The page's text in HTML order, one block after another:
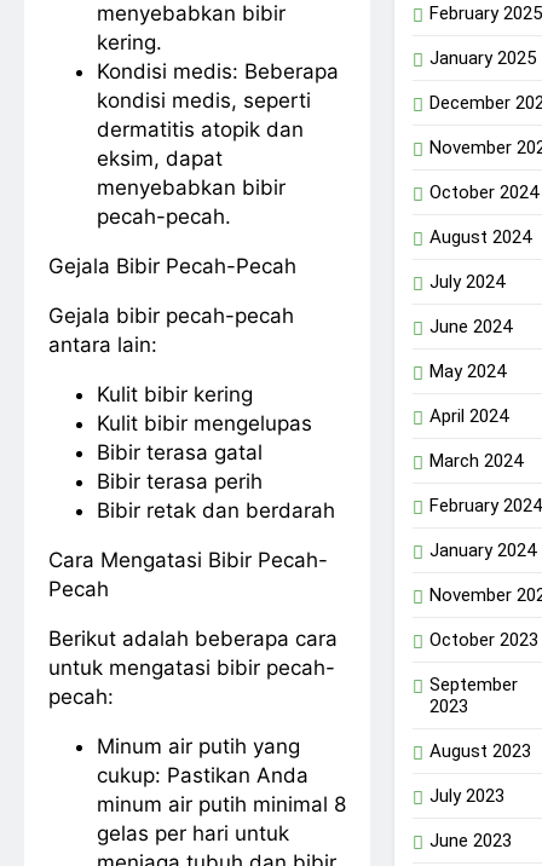
menyebabkan bibir
kering.
Kondisi medis: Beberapa
kondisi medis, seperti
dermatitis atopik dan
eksim, dapat
menyebabkan bibir
pecah-pecah.
Gejala Bibir Pecah-Pecah
Gejala bibir pecah-pecah
antara lain:
Kulit bibir kering
Kulit bibir mengelupas
Bibir terasa gatal
Bibir terasa perih
Bibir retak dan berdarah
Cara Mengatasi Bibir Pecah-
Pecah
Berikut adalah beberapa cara
untuk mengatasi bibir pecah-
pecah:
Minum air putih yang
cukup: Pastikan Anda
minum air putih minimal 8
gelas per hari untuk
February 2025
January 2025
December
November
October 2024
August 2024
July 2024
June 2024
May 2024
April 2024
March 2024
February 2024
January 2024
November
October 2023
September
2023
August 2023
July 2023
June 2023